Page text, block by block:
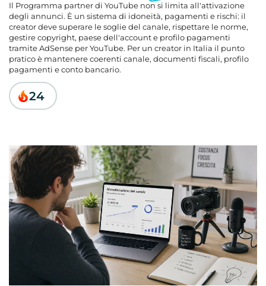
Quando il Programma partner non basta
Metriche di ricavo: calcola l'RPM, non gli iscritti attesi
CPM
RPM
CTR e CPV
Il copyright decide la monetizzazione prima degli
annunci
content.faq.title
Il Programma partner di YouTube non si limita all'attivazione
degli annunci. È un sistema di idoneità, pagamenti e rischi: il
creator deve superare le soglie del canale, rispettare le norme,
gestire copyright, paese dell'account e profilo pagamenti
tramite AdSense per YouTube. Per un creator in Italia il punto
pratico è mantenere coerenti canale, documenti fiscali, profilo
pagamenti e conto bancario.
24